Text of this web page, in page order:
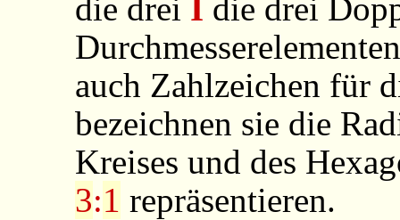
die drei I die drei
auch Zahlzeichen für
bezeichnen sie die
Kreises und des
3:1 repräsentieren.